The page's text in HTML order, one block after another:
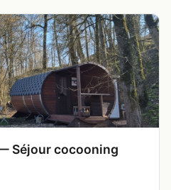
Séjour cocooning